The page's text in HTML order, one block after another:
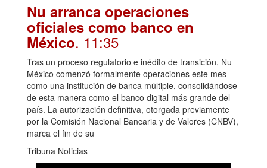
Nu arranca operaciones
oficiales como banco en
México. 11:35
Tras un proceso regulatorio e inédito de transición, Nu
México comenzó formalmente operaciones este mes
como una institución de banca múltiple, consolidándose
de esta manera como el banco digital más grande del
país. La autorización definitiva, otorgada previamente
por la Comisión Nacional Bancaria y de Valores (CNBV),
marca el fin de su
Tribuna Noticias